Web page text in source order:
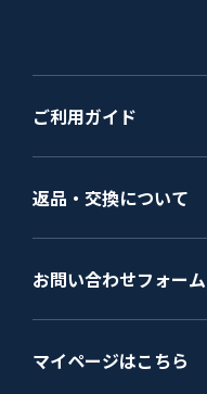
ご利用ガイド
返品・交換について
お問い合わせフォーム
マイページはこちら